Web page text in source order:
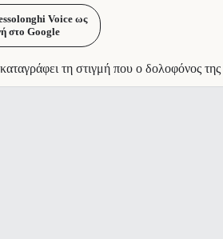
Voice ως
στο Google
τη στιγμή που ο δολοφόνος της